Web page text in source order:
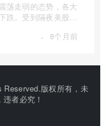
荡走弱的态势，各大
跌。受到隔夜美股下
· 8个月前
版权所有，未
者必究！